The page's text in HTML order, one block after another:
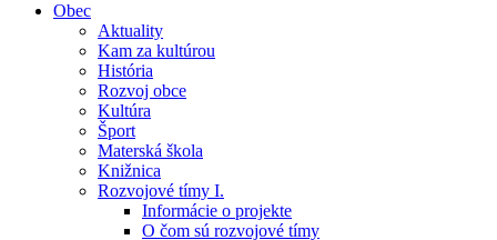
Obec
Aktuality
Kam za kultúrou
História
Rozvoj obce
Kultúra
Šport
Materská škola
Knižnica
Rozvojové tímy I.
Informácie o projekte
O čom sú rozvojové tímy